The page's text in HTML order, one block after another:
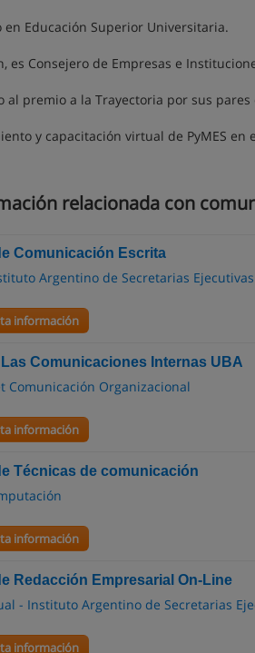
en Educación Superior Universitaria.
es Consejero de Empresas e
al premio a la Trayectoria por sus
y capacitación virtual de PyMES en
relacionada con
Comunicación Escrita
Argentino de Secretarias Ejecutivas
información
Comunicaciones Internas UBA
Comunicación Organizacional
información
Técnicas de comunicación
información
Redacción Empresarial On-Line
- Instituto Argentino de Secretarias
información